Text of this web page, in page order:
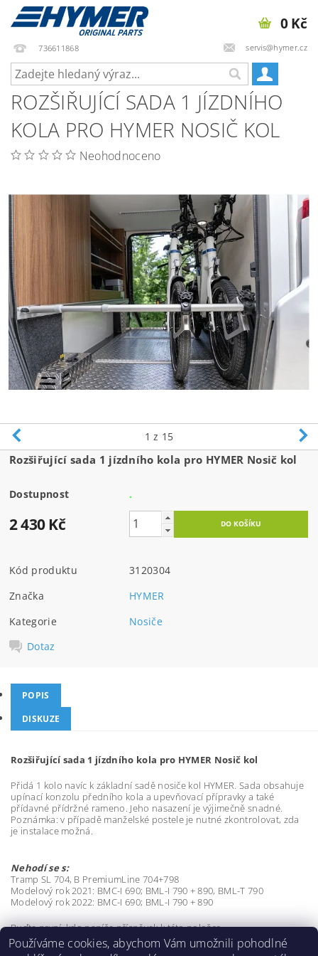
736611868 servis@hymer.cz
0 Kč
ROZŠIŘUJÍCÍ SADA 1 JÍZDNÍHO
KOLA PRO HYMER NOSIČ KOL
Neohodnoceno
1 z 15
Rozšiřující sada 1 jízdního kola pro HYMER Nosič kol
Dostupnost .
2 430 Kč
Kód produktu
3120304
Značka
HYMER
Kategorie
Nosiče
Dotaz
POPIS
DISKUZE
Rozšiřující sada 1 jízdního kola pro HYMER Nosič kol
Přidá 1 kolo navíc k základní sadě nosiče kol HYMER. Sada obsahuje
upínací konzolu předního kola a upevňovací přípravky a také
přídavné přídržné rameno. Jeho nasazení je výjimečně snadné.
Poznámka: v případě manželské postele je nutné zkontrolovat, zda
je instalace možná.
Nehodí se s:
Tramp SL 704, B PremiumLine 704+798
Modelový rok 2021: BMC-I 690; BML-I 790 + 890, BML-T 790
Modelový rok 2022: BMC-I 690; BML-I 790 + 890
Buďte první, kdo napíše příspěvek k této položce.
Používáme cookies, abychom Vám umožnili pohodlné